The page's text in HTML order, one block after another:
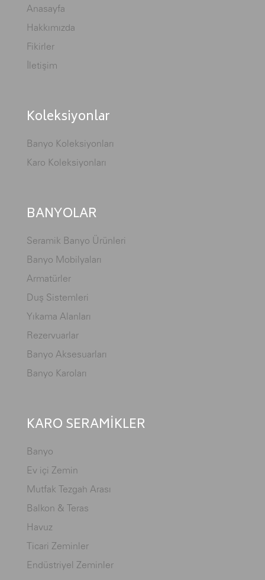
Anasayfa
Hakkımızda
Fikirler
İletişim
Koleksiyonlar
Banyo Koleksiyonları
Karo Koleksiyonları
BANYOLAR
Seramik Banyo Ürünleri
Banyo Mobilyaları
Armatürler
Duş Sistemleri
Yıkama Alanları
Rezervuarlar
Banyo Aksesuarları
Banyo Karoları
KARO SERAMİKLER
Banyo
Ev içi Zemin
Mutfak Tezgah Arası
Balkon & Teras
Havuz
Ticari Zeminler
Endüstriyel Zeminler